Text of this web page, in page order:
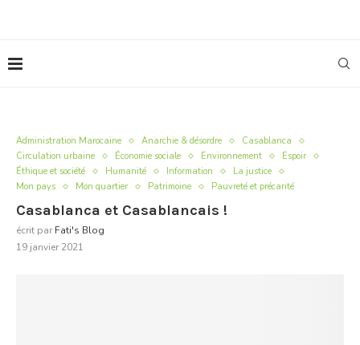
Administration Marocaine Anarchie & désordre
Casablanca
Circulation urbaine
Économie sociale Environnement
Espoir
Éthique et société
Humanité Information
La justice
Mon pays
Mon quartier Patrimoine Pauvreté et précarité
Casablanca et Casablancais !
écrit par Fati's Blog
19 janvier 2021